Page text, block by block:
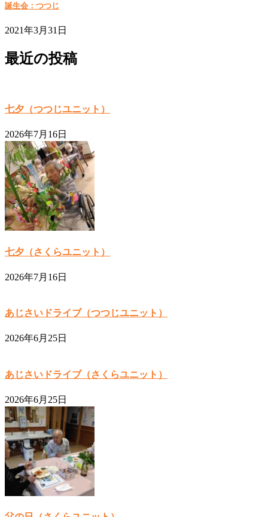
誕生会：つつじ
2021年3月31日
最近の投稿
七夕（つつじユニット）
2026年7月16日
七夕（さくらユニット）
2026年7月16日
あじさいドライブ（つつじユニット）
2026年6月25日
あじさいドライブ（さくらユニット）
2026年6月25日